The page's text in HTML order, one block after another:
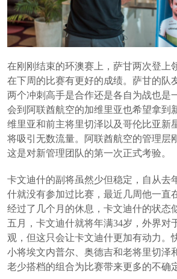
在刚刚结束的环澳赛上，萨甘两次登上
在下周的比赛有更好的成绩。萨甘的队
两个冲刺高手是合作还是各自为战也是
会到阿联酋航空的加维里亚也希望拿到
维里亚和前主将里切泽以及哥伦比亚新
将吸引无数流量。阿联酋航空的管理层
这是对新管理团队的第一次正式考验。
卡文迪什的副将虽然少但稳定，自从去
什就没有参加过比赛，最近几周他一直
经过了几个月的休息，卡文迪什的状态
五月，卡文迪什就将年满34岁，外界对
观，但这只会让卡文迪什更加有动力。
小将埃文内普尔、奥德吉和老将里切泽
老少搭档的组合为比赛带来更多的不确